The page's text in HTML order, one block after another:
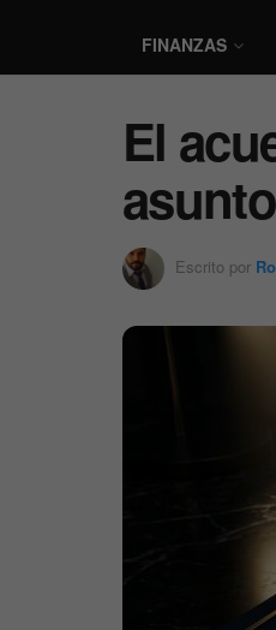
FINANZAS
El
Escrito por